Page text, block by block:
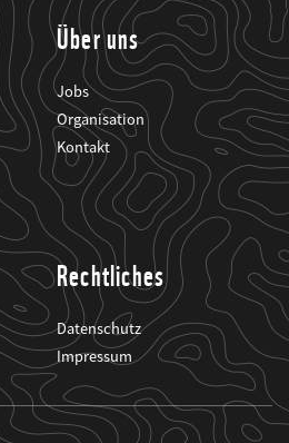
Über uns
Jobs
Organisation
Kontakt
Rechtliches
Datenschutz
Impressum